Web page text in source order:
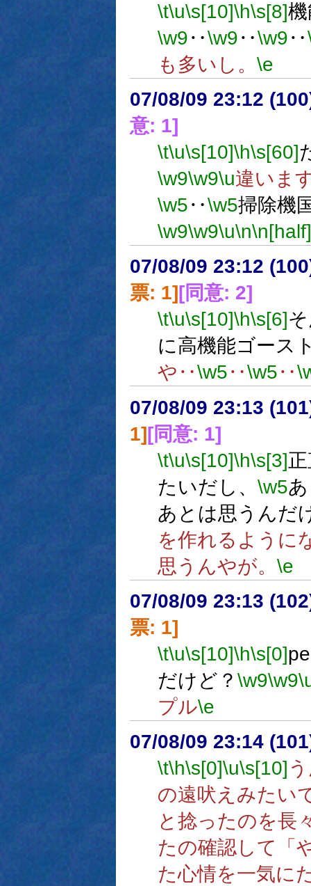
\t\u\s[10]\h\s[8]
\w9‥\w9‥\w9‥
も多いし。 \e
07/08/09 23:12
意: 1]
\t\u\s[10]\h\s[60]
\w9\w9\u違いま
\w5‥\w5掃除機
\w9\w9\u\n\n[half]
07/08/09 23:12
票: 1] [同意: 2]
\t\u\s[10]\h\s[6]
に高機能ゴース
や‥\w5‥\w5‥
07/08/09 23:13
1][同意: 1]
\t\u\s[10]\h\s[3]
たいだし、 \w5
あとは思うんだ
を作れるように
思うんやが。 \e
07/08/09 23:13
票: 1]
\t\u\s[10]\h\s[0]
だけど？ \w9\w9
プル\e
07/08/09 23:14
\t\h\s[0]\u\s[10]
の遠吠えみたい
と捻ったのを長
たの確認して「
た心情を一気に